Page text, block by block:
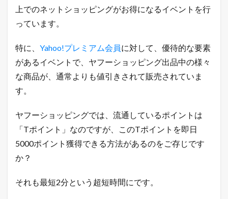
に
配
1.3
月
V
上
セ
上でのネットショッピングがお得になるイベントを行
っています。
特に、 Yahoo!プレミアム会員に対して、優待的な要素
があるイベントで、ヤフーショッピング出品中の様々
な商品が、通常よりも値引きされて販売されていま
す。
ヤフーショッピングでは、流通しているポイントは
「Tポイント」なのですが、このTポイントを即日
5000ポイント獲得できる方法があるのをご存じです
か？
それも最短2分という超短時間にです。